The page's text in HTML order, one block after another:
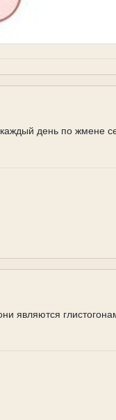
день по жмене
являются